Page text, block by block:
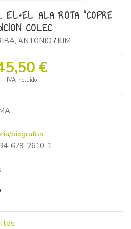
EL+EL ALA ROTA "COFRE
COLEC
ANTONIO / KIM
€
IVA incluido
biografías
679-2610-1